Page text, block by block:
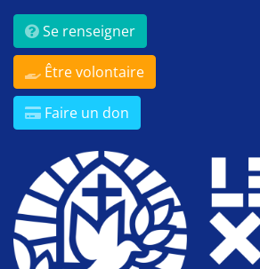
Se renseigner
Être volontaire
Faire un don